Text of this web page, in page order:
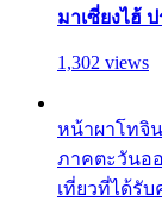
มาเซี่ยงไฮ้
1,302 views
หน้าผาโทจิน
ภาคตะวันอ
เที่ยวที่ได้รั